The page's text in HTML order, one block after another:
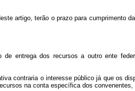
artigo, terão o prazo para cumprimento
de entrega dos recursos a outro ente
contraria o interesse público já que os
na conta específica dos